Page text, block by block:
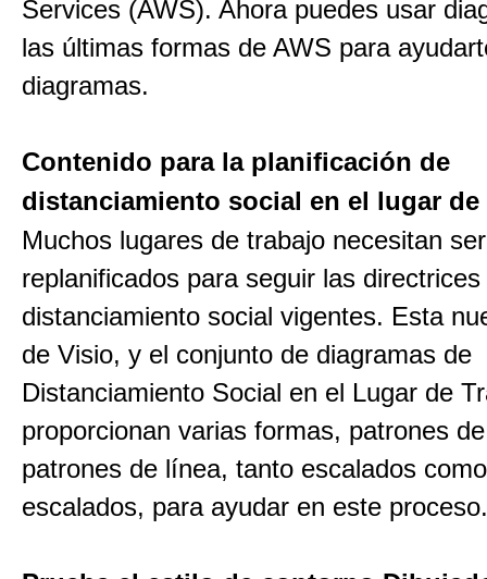
Services (AWS). Ahora puedes usar
las últimas formas de AWS para
diagramas.
Contenido para la planificación de
distanciamiento social en el lugar de
Muchos lugares de trabajo necesitan ser
replanificados para seguir las directrices
distanciamiento social vigentes. Esta
de Visio, y el conjunto de diagramas de
Distanciamiento Social en el Lugar de
proporcionan varias formas, patrones
patrones de línea, tanto escalados
escalados, para ayudar en este proceso.